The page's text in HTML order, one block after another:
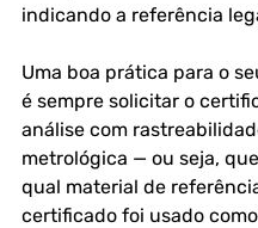
indicando a referência
Uma boa prática para o
é sempre solicitar o
análise com
metrológica — ou seja,
qual material de
certificado foi usado